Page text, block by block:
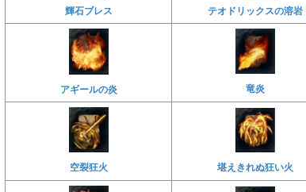
輝石ブレス テオドリックスの溶岩
アギールの炎 竜炎
空裂狂火 堪えきれぬ狂い火